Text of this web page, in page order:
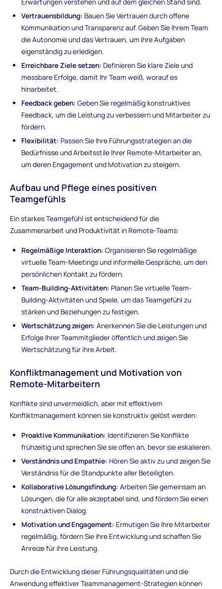
Vertrauensbildung: Bauen Sie Vertrauen durch offene
Kommunikation und Transparenz auf. Geben Sie Ihrem Team
die Autonomie und das Vertrauen, um ihre Aufgaben
eigenständig zu erledigen.
Erreichbare Ziele setzen: Definieren Sie klare Ziele und
messbare Erfolge, damit Ihr Team weiß, worauf es
hinarbeitet.
Feedback geben: Geben Sie regelmäßig konstruktives
Feedback, um die Leistung zu verbessern und Mitarbeiter zu
fördern.
Flexibilität: Passen Sie Ihre Führungsstrategien an die
Bedürfnisse und Arbeitsstile Ihrer Remote-Mitarbeiter an,
um deren Engagement und Motivation zu steigern.
Aufbau und Pflege eines positiven
Teamgefühls
Ein starkes Teamgefühl ist entscheidend für die
Zusammenarbeit und Produktivität in Remote-Teams:
Regelmäßige Interaktion: Organisieren Sie regelmäßige
virtuelle Team-Meetings und informelle Gespräche, um den
persönlichen Kontakt zu fördern.
Team-Building-Aktivitäten: Planen Sie virtuelle Team-
Building-Aktivitäten und Spiele, um das Teamgefühl zu
stärken und Beziehungen zu festigen.
Wertschätzung zeigen: Anerkennen Sie die Leistungen und
Erfolge Ihrer Teammitglieder öffentlich und zeigen Sie
Wertschätzung für ihre Arbeit.
Konfliktmanagement und Motivation von
Remote-Mitarbeitern
Konflikte sind unvermeidlich, aber mit effektivem
Konfliktmanagement können sie konstruktiv gelöst werden:
Proaktive Kommunikation: Identifizieren Sie Konflikte
frühzeitig und sprechen Sie sie offen an, bevor sie eskalieren.
Verständnis und Empathie: Hören Sie aktiv zu und zeigen Sie
Verständnis für die Standpunkte aller Beteiligten.
Kollaborative Lösungsfindung: Arbeiten Sie gemeinsam an
Lösungen, die für alle akzeptabel sind, und fördern Sie einen
konstruktiven Dialog.
Motivation und Engagement: Ermutigen Sie Ihre Mitarbeiter
regelmäßig, fördern Sie ihre Entwicklung und schaffen Sie
Anreize für ihre Leistung.
Durch die Entwicklung dieser Führungsqualitäten und die
Anwendung effektiver Teammanagement-Strategien können